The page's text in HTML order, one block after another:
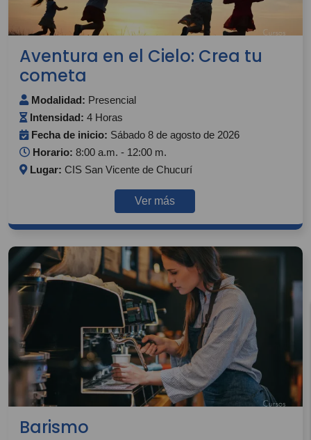
Aventura en el Cielo: Crea tu
cometa
Modalidad: Presencial
Intensidad: 4 Horas
Fecha de inicio: Sábado 8 de agosto de 2026
Horario: 8:00 a.m. - 12:00 m.
Lugar: CIS San Vicente de Chucurí
Ver más
Barismo